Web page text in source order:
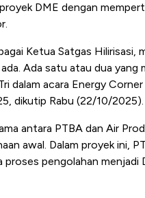
DME dengan
Ketua Satgas
Ada satu atau dua
dalam acara Energy
dikutip Rabu (22/10/2025).
antara PTBA dan Air
awal. Dalam proyek ini,
pengolahan menjadi
ke Zona